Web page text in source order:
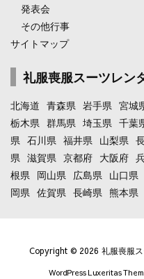
発表会
その他行事
サイトマップ
礼服喪服スーツレン
北海道 青森県 岩手県 宮城
栃木県 群馬県 埼玉県 千葉
県 石川県 福井県 山梨県
県 滋賀県 京都府 大阪府
根県 岡山県 広島県 山口県
岡県 佐賀県 長崎県 熊本県
Copyright © 2026 礼服喪服
WordPress Luxeritas